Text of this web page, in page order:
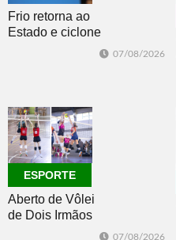
Frio retorna ao
Estado e ciclone
07/08/2026
ESPORTE
Aberto de Vôlei
de Dois Irmãos
07/08/2026